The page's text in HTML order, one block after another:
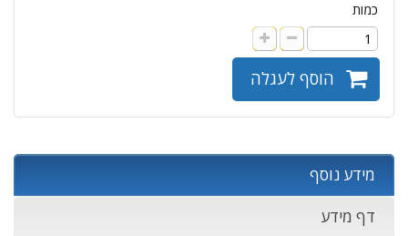
כמות
הוסף לעגלה
מידע נוסף
דף מידע